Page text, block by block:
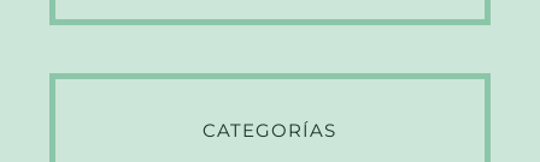
CATEGORÍAS